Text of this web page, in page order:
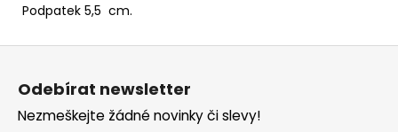
Podpatek 5,5 cm.
Z
Odebírat newsletter
Nezmeškejte žádné novinky či slevy!